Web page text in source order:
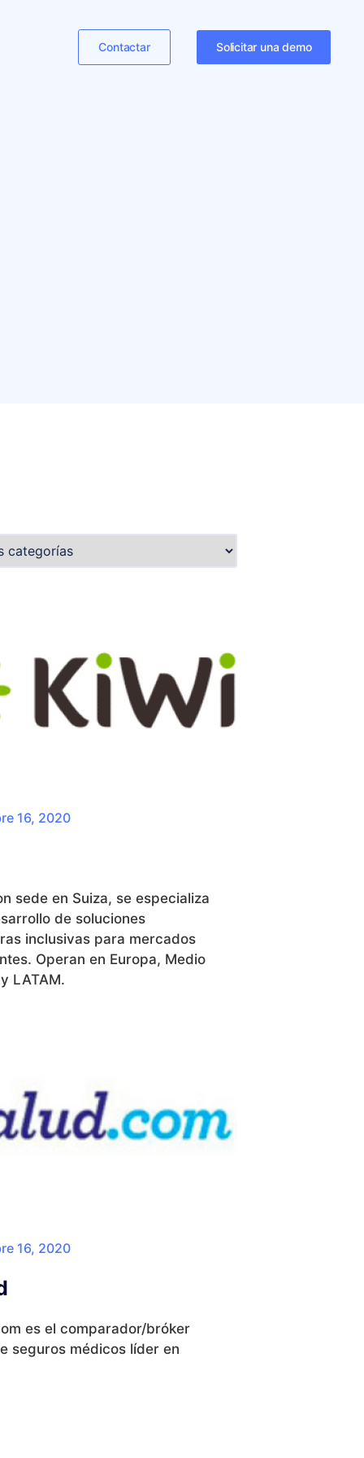
Contactar Solicitar una demo
16, 2020
sede en Suiza, se especializa
de soluciones
inclusivas para mercados
Operan en Europa, Medio
LATAM.
16, 2020
es el comparador/bróker
seguros médicos líder en